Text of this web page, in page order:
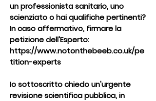
un professionista sanitario, uno
scienziato o hai qualifiche pertinenti?
In caso affermativo, firmare la
petizione dell'Esperto:
https://www.notonthebeeb.co.uk/pe
tition-experts
Io sottoscritto chiedo un'urgente
revisione scientifica pubblica, in